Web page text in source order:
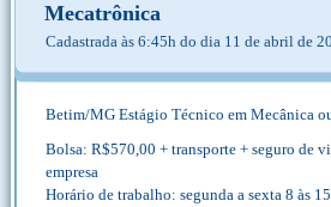
Mecatrônica
Cadastrada às 6:45h do dia 11 de abril de
Betim/MG Estágio Técnico em Mecânica
Bolsa: R$570,00 + transporte + seguro de
empresa
Horário de trabalho: segunda a sexta 8 às